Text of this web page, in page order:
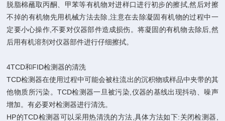
脱脂棉蘸取丙酮、甲苯等有机物对进样口进行初步的擦拭,然后对擦
不掉的有机物先用机械方法去除,注意在去除凝固有机物的过程中一
定要小心操作,不要对仪器部件造成损伤。将凝固的有机物去除后,然
后用有机溶剂对仪器部件进行仔细擦拭。
4TCD和FID检测器的清洗
TCD检测器在使用过程中可能会被柱流出的沉积物或样品中夹带的其
他物质所污染。TCD检测器一旦被污染,仪器的基线出现抖动、噪声
增加。有必要对检测器进行清洗。
HP的TCD检测器可以采用热清洗的方法,具体方法如下:关闭检测器,